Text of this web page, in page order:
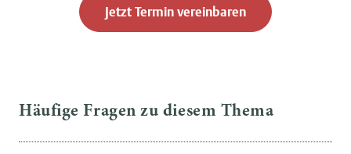
Jetzt Termin vereinbaren
Häufige Fragen zu diesem Thema